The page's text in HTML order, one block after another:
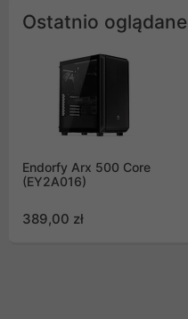
Ostatnio oglądane
Endorfy Arx 500 Core
(EY2A016)
389,00 zł